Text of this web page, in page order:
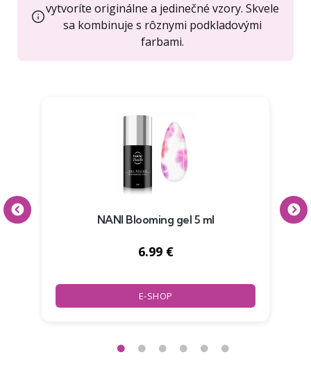
vytvoríte originálne a jedinečné vzory. Skvele
sa kombinuje s rôznymi podkladovými
farbami.
– NANI Blooming gel 5 ml
6.99 €
E-SHOP